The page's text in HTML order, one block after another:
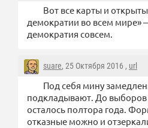
Вот все карты и
демократии во всем мире»
демократия совсем.
suare, 25 Октября 2016 , url
Под себя мину
подкладывают. До выборов
осталось полтора года.
отказные можно и